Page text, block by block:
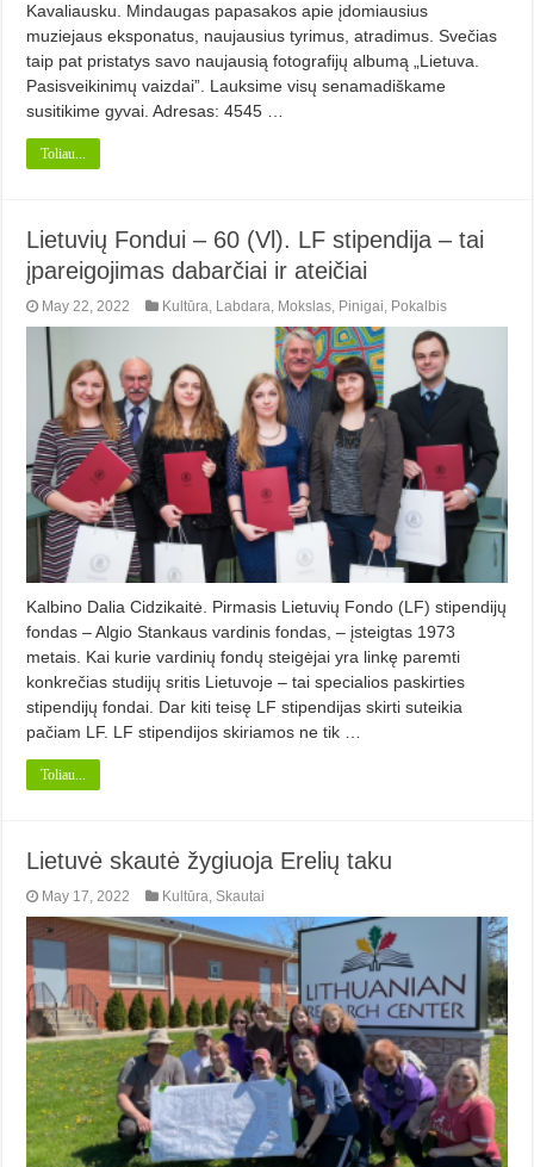
Kavaliausku. Mindaugas papasakos apie įdomiausius
muziejaus eksponatus, naujausius tyrimus, atradimus. Svečias
taip pat pristatys savo naujausią fotografijų albumą „Lietuva.
Pasisveikinimų vaizdai”. Lauksime visų senamadiškame
susitikime gyvai. Adresas: 4545 …
Toliau...
Lietuvių Fondui –­ 60 (Vl). LF stipendija – tai
įpareigojimas dabarčiai ir ateičiai
May 22, 2022 Kultūra, Labdara, Mokslas, Pinigai, Pokalbis
Kalbino Dalia Cidzikaitė. Pirmasis Lietuvių Fondo (LF) sti­pendijų
fondas – Algio Stankaus vardinis fondas, – įsteigtas 1973
metais. Kai kurie vardinių fondų steigėjai yra linkę paremti
konkrečias studijų sritis Lietuvoje – tai specialios paskirties
stipendijų fondai. Dar kiti teisę LF sti­pendijas skirti suteikia
pačiam LF. LF stipendijos skiriamos ne tik …
Toliau...
Lietuvė skautė žygiuoja Erelių taku
May 17, 2022 Kultūra, Skautai